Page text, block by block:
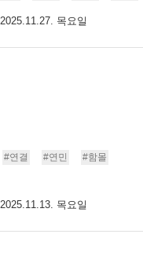
2025.11.27. 목요일
#연결 #연민
#함몰
2025.11.13. 목요일